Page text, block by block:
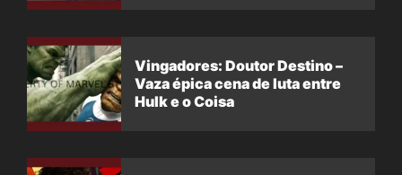
Vingadores: Doutor Destino –
Vaza épica cena de luta entre
Hulk e o Coisa